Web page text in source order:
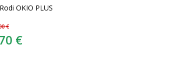
OKIO PLUS
€
€